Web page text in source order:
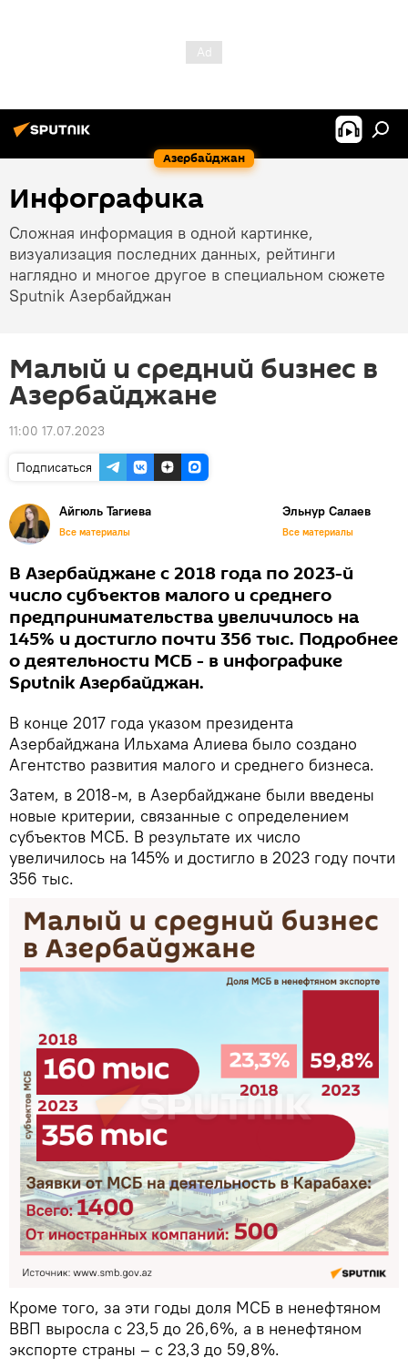
Азербайджан
Инфографика
Сложная информация в одной картинке,
визуализация последних данных, рейтинги
наглядно и многое другое в специальном сюжете
Sputnik Азербайджан
Малый и средний бизнес в
Азербайджане
11:00 17.07.2023
Подписаться
Айгюль Тагиева
Все материалы
Эльнур Салаев
Все материалы
В Азербайджане с 2018 года по 2023-й
число субъектов малого и среднего
предпринимательства увеличилось на
145% и достигло почти 356 тыс. Подробнее
о деятельности МСБ - в инфографике
Sputnik Азербайджан.
В конце 2017 года указом президента
Азербайджана Ильхама Алиева было создано
Агентство развития малого и среднего бизнеса.
Затем, в 2018-м, в Азербайджане были введены
новые критерии, связанные с определением
субъектов МСБ. В результате их число
увеличилось на 145% и достигло в 2023 году почти
356 тыс.
Кроме того, за эти годы доля МСБ в ненефтяном
ВВП выросла с 23,5 до 26,6%, а в ненефтяном
экспорте страны – с 23,3 до 59,8%.